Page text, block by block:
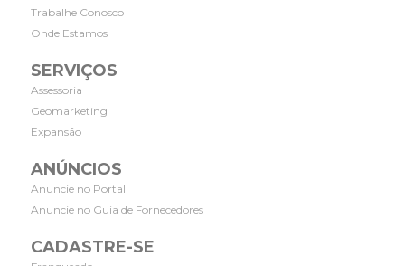
Trabalhe Conosco
Onde Estamos
SERVIÇOS
Assessoria
Geomarketing
Expansão
ANÚNCIOS
Anuncie no Portal
Anuncie no Guia de Fornecedores
CADASTRE-SE